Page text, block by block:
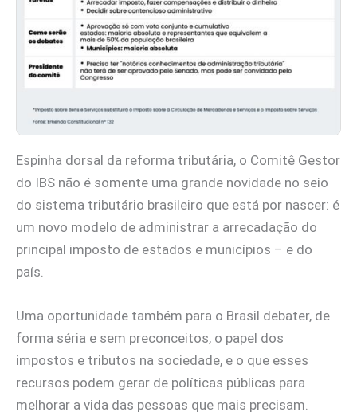
Espinha dorsal da reforma tributária, o Comitê Gestor
do IBS não é somente uma grande novidade no seio
do sistema tributário brasileiro que está por nascer: é
um novo modelo de administrar a arrecadação do
principal imposto de estados e municípios – e do
país.
Uma oportunidade também para o Brasil debater, de
forma séria e sem preconceitos, o papel dos
impostos e tributos na sociedade, e o que esses
recursos podem gerar de políticas públicas para
melhorar a vida das pessoas que mais precisam.